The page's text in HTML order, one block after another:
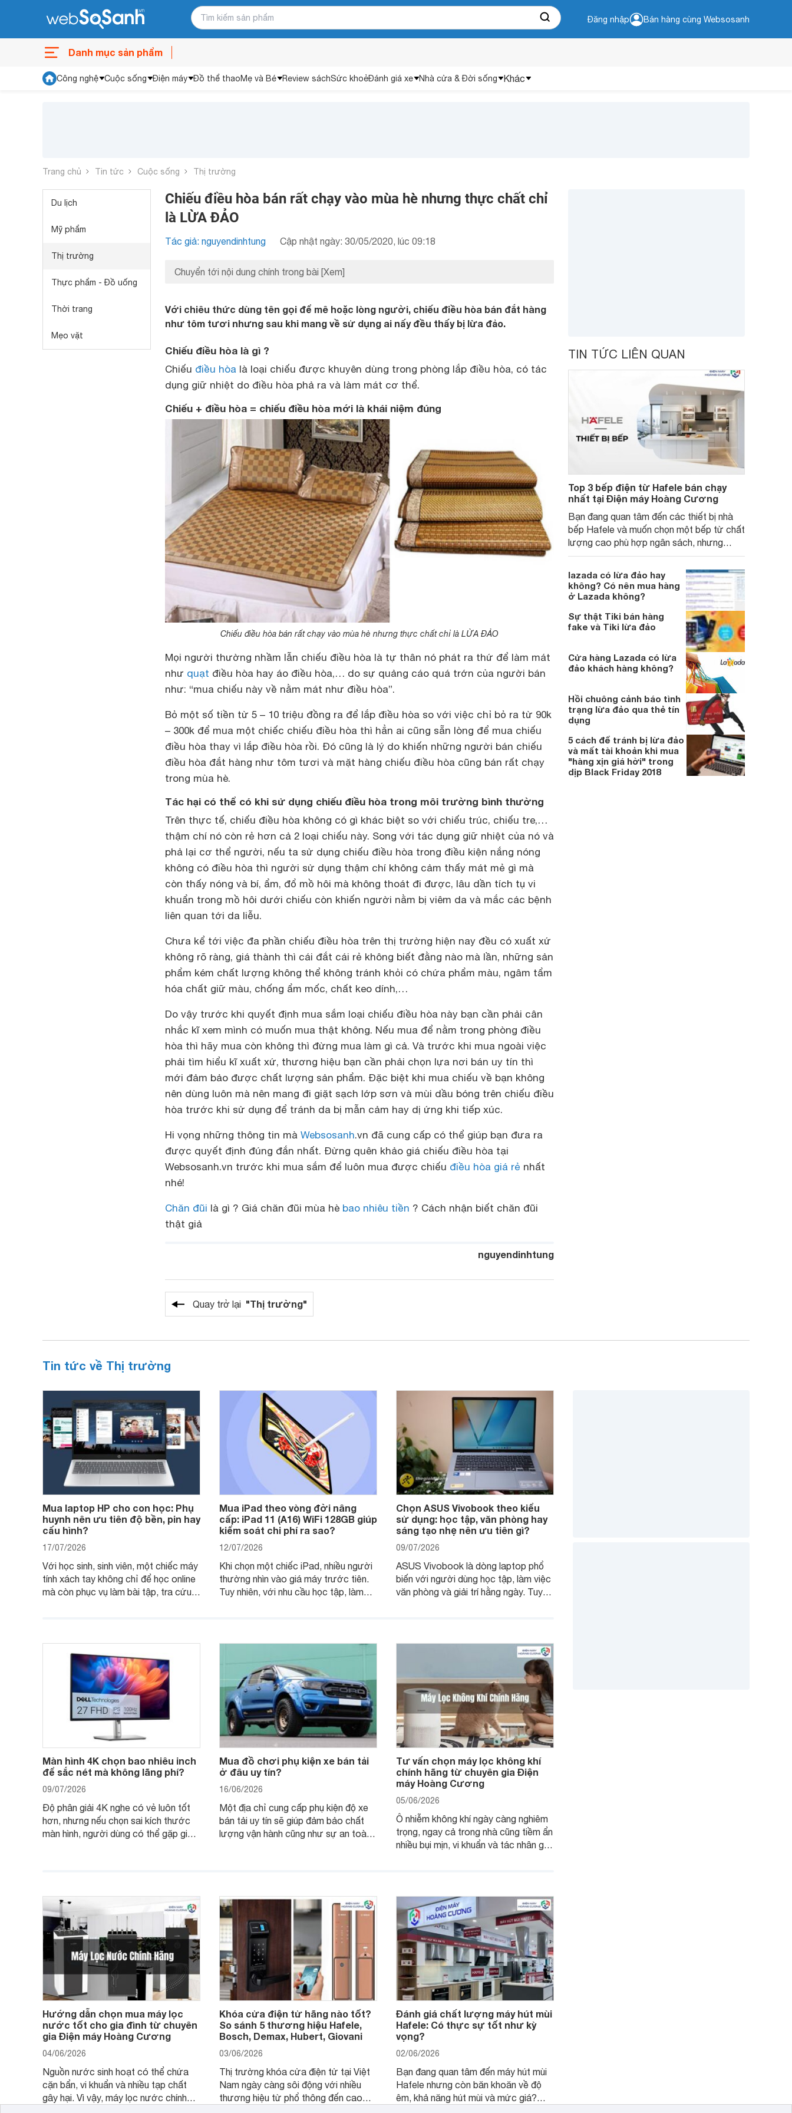
Đăng nhập Bán hàng cùng Websosanh
Danh mục sản phẩm
Công nghệ Cuộc sống Điện máy Đồ thể thaoMẹ và Bé Review sáchSức khoẻĐánh giá xe Nhà cửa & Đời sống Khác
Trang chủ Tin tức Cuộc sống Thị trường
Du lịch
Mỹ phẩm
Thị trường
Thực phẩm - Đồ uống
Thời trang
Mẹo vặt
Chiếu điều hòa bán rất chạy vào mùa hè nhưng thực chất chỉ
là LỪA ĐẢO
Tác giả: nguyendinhtung Cập nhật ngày: 30/05/2020, lúc 09:18
Chuyển tới nội dung chính trong bài [Xem]
Với chiêu thức dùng tên gọi để mê hoặc lòng người, chiếu điều hòa bán đắt hàng
như tôm tươi nhưng sau khi mang về sử dụng ai nấy đều thấy bị lừa đảo.
Chiếu điều hòa là gì ?
Chiếu điều hòa là loại chiếu được khuyên dùng trong phòng lắp điều hòa, có tác
dụng giữ nhiệt do điều hòa phả ra và làm mát cơ thể.
Chiếu + điều hòa = chiếu điều hòa mới là khái niệm đúng
Chiếu điều hòa bán rất chạy vào mùa hè nhưng thực chất chỉ là LỪA ĐẢO
Mọi người thường nhầm lẫn chiếu điều hòa là tự thân nó phát ra thứ để làm mát
như quạt điều hòa hay áo điều hòa,… do sự quảng cáo quá trớn của người bán
như: “mua chiếu này về nằm mát như điều hòa”.
Bỏ một số tiền từ 5 – 10 triệu đồng ra để lắp điều hòa so với việc chỉ bỏ ra từ 90k
– 300k để mua một chiếc chiếu điều hòa thì hẳn ai cũng sẵn lòng để mua chiếu
điều hòa thay vì lắp điều hòa rồi. Đó cũng là lý do khiến những người bán chiếu
điều hòa đắt hàng như tôm tươi và mặt hàng chiếu điều hòa cũng bán rất chạy
trong mùa hè.
Tác hại có thể có khi sử dụng chiếu điều hòa trong môi trường bình thường
Trên thực tế, chiếu điều hòa không có gì khác biệt so với chiếu trúc, chiếu tre,…
thậm chí nó còn rẻ hơn cả 2 loại chiếu này. Song với tác dụng giữ nhiệt của nó và
phả lại cơ thể người, nếu ta sử dụng chiếu điều hòa trong điều kiện nắng nóng
không có điều hòa thì người sử dụng thậm chí không cảm thấy mát mẻ gì mà
còn thấy nóng và bí, ẩm, đổ mồ hôi mà không thoát đi được, lâu dần tích tụ vi
khuẩn trong mồ hôi dưới chiếu còn khiến người nằm bị viêm da và mắc các bệnh
liên quan tới da liễu.
Chưa kể tới việc đa phần chiếu điều hòa trên thị trường hiện nay đều có xuất xứ
không rõ ràng, giá thành thì cái đắt cái rẻ không biết đằng nào mà lần, những sản
phẩm kém chất lượng không thể không tránh khỏi có chứa phẩm màu, ngâm tẩm
hóa chất giữ màu, chống ẩm mốc, chất keo dính,…
Do vậy trước khi quyết định mua sắm loại chiếu điều hòa này bạn cần phải cân
nhắc kĩ xem mình có muốn mua thật không. Nếu mua để nằm trong phòng điều
hòa thì hãy mua còn không thì đừng mua làm gì cả. Và trước khi mua ngoài việc
phải tìm hiểu kĩ xuất xứ, thương hiệu bạn cần phải chọn lựa nơi bán uy tín thì
mới đảm bảo được chất lượng sản phẩm. Đặc biệt khi mua chiếu về bạn không
nên dùng luôn mà nên mang đi giặt sạch lớp sơn và mùi dầu bóng trên chiếu điều
hòa trước khi sử dụng để tránh da bị mẫn cảm hay dị ứng khi tiếp xúc.
Hi vọng những thông tin mà Websosanh.vn đã cung cấp có thể giúp bạn đưa ra
được quyết định đúng đắn nhất. Đừng quên khảo giá chiếu điều hòa tại
Websosanh.vn trước khi mua sắm để luôn mua được chiếu điều hòa giá rẻ nhất
nhé!
Chăn đũi là gì ? Giá chăn đũi mùa hè bao nhiêu tiền ? Cách nhận biết chăn đũi
thật giả
nguyendinhtung
Quay trở lại "Thị trường"
TIN TỨC LIÊN QUAN
Top 3 bếp điện từ Hafele bán chạy
nhất tại Điện máy Hoàng Cương
Bạn đang quan tâm đến các thiết bị nhà
bếp Hafele và muốn chọn một bếp từ chất
lượng cao phù hợp ngân sách, nhưng
chưa biết mẫu nào tốt giữa nhiều lựa
chọn. Dưới đây là 3 mẫu bếp từ Hafele
đáng mua nhất hiện nay.
lazada có lừa đảo hay
không? Có nên mua hàng
ở Lazada không?
Sự thật Tiki bán hàng
fake và Tiki lừa đảo
Cửa hàng Lazada có lừa
đảo khách hàng không?
Hồi chuông cảnh báo tình
trạng lừa đảo qua thẻ tín
dụng
5 cách để tránh bị lừa đảo
và mất tài khoản khi mua
"hàng xịn giá hời" trong
dịp Black Friday 2018
Tin tức về Thị trường
Mua laptop HP cho con học: Phụ
huynh nên ưu tiên độ bền, pin hay
cấu hình?
17/07/2026
Với học sinh, sinh viên, một chiếc máy
tính xách tay không chỉ để học online
mà còn phục vụ làm bài tập, tra cứu,
thay vì chỉ so sánh cấu hình trên giấy.
Mua iPad theo vòng đời nâng
cấp: iPad 11 (A16) WiFi 128GB giúp
kiểm soát chi phí ra sao?
12/07/2026
Khi chọn một chiếc iPad, nhiều người
thường nhìn vào giá máy trước tiên.
Tuy nhiên, với nhu cầu học tập, làm
không, dùng được bao lâu và khi nào
Chọn ASUS Vivobook theo kiểu
sử dụng: học tập, văn phòng hay
sáng tạo nhẹ nên ưu tiên gì?
09/07/2026
ASUS Vivobook là dòng laptop phổ
biến với người dùng học tập, làm việc
văn phòng và giải trí hằng ngày. Tuy
tế thay vì chỉ nhìn vào tên CPU hay
Màn hình 4K chọn bao nhiêu inch
để sắc nét mà không lãng phí?
09/07/2026
Độ phân giải 4K nghe có vẻ luôn tốt
hơn, nhưng nếu chọn sai kích thước
màn hình, người dùng có thể gặp giao
Mua đồ chơi phụ kiện xe bán tải
ở đâu uy tín?
16/06/2026
Một địa chỉ cung cấp phụ kiện độ xe
bán tải uy tín sẽ giúp đảm bảo chất
lượng vận hành cũng như sự an toàn
Tư vấn chọn máy lọc không khí
chính hãng từ chuyên gia Điện
máy Hoàng Cương
05/06/2026
Ô nhiễm không khí ngày càng nghiêm
trọng, ngay cả trong nhà cũng tiềm ẩn
nhiều bụi mịn, vi khuẩn và tác nhân gây
trong lành hơn.
Hướng dẫn chọn mua máy lọc
nước tốt cho gia đình từ chuyên
gia Điện máy Hoàng Cương
04/06/2026
Nguồn nước sinh hoạt có thể chứa
cặn bẩn, vi khuẩn và nhiều tạp chất
gây hại. Vì vậy, máy lọc nước chính
Khóa cửa điện tử hãng nào tốt?
So sánh 5 thương hiệu Hafele,
Bosch, Demax, Hubert, Giovani
03/06/2026
Thị trường khóa cửa điện tử tại Việt
Nam ngày càng sôi động với nhiều
thương hiệu từ phổ thông đến cao
Đánh giá chất lượng máy hút mùi
Hafele: Có thực sự tốt như kỳ
vọng?
02/06/2026
Bạn đang quan tâm đến máy hút mùi
Hafele nhưng còn băn khoăn về độ
êm, khả năng hút mùi và mức giá?